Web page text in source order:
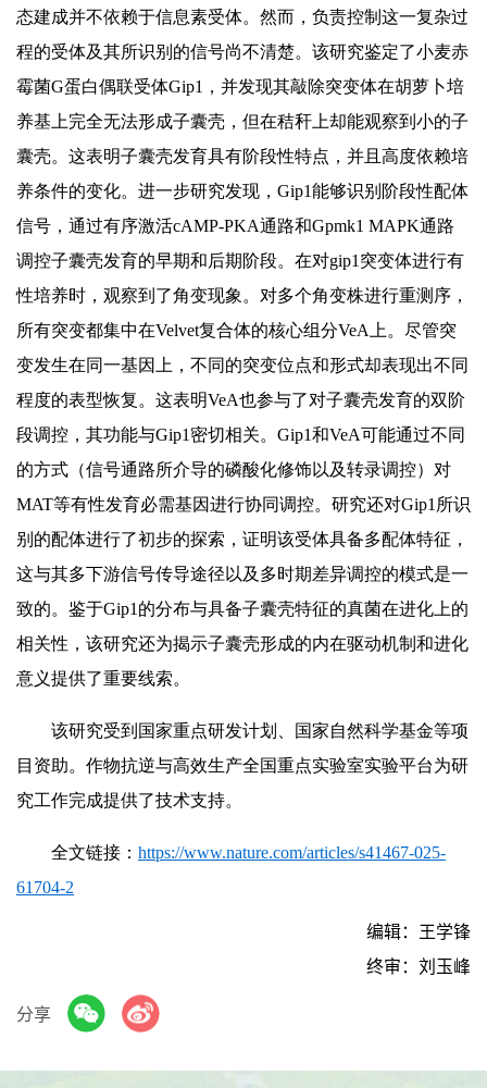
态建成并不依赖于信息素受体。然而，负责控制这一复杂过
程的受体及其所识别的信号尚不清楚。该研究鉴定了小麦赤
霉菌G蛋白偶联受体Gip1，并发现其敲除突变体在胡萝卜培
养基上完全无法形成子囊壳，但在秸秆上却能观察到小的子
囊壳。这表明子囊壳发育具有阶段性特点，并且高度依赖培
养条件的变化。进一步研究发现，Gip1能够识别阶段性配体
信号，通过有序激活cAMP-PKA通路和Gpmk1 MAPK通路
调控子囊壳发育的早期和后期阶段。在对gip1突变体进行有
性培养时，观察到了角变现象。对多个角变株进行重测序，
所有突变都集中在Velvet复合体的核心组分VeA上。尽管突
变发生在同一基因上，不同的突变位点和形式却表现出不同
程度的表型恢复。这表明VeA也参与了对子囊壳发育的双阶
段调控，其功能与Gip1密切相关。Gip1和VeA可能通过不同
的方式（信号通路所介导的磷酸化修饰以及转录调控）对
MAT等有性发育必需基因进行协同调控。研究还对Gip1所识
别的配体进行了初步的探索，证明该受体具备多配体特征，
这与其多下游信号传导途径以及多时期差异调控的模式是一
致的。鉴于Gip1的分布与具备子囊壳特征的真菌在进化上的
相关性，该研究还为揭示子囊壳形成的内在驱动机制和进化
意义提供了重要线索。
该研究受到国家重点研发计划、国家自然科学基金等项
目资助。作物抗逆与高效生产全国重点实验室实验平台为研
究工作完成提供了技术支持。
全文链接： https://www.nature.com/articles/s41467-025-
61704-2
编辑：王学锋
终审：刘玉峰
分享